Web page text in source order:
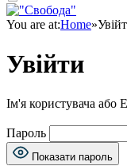
You are at:Home»
Увійти
Ім'я користувача або
Пароль
Показати пароль